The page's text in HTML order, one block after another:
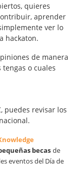
quieres
aprender
ver lo
hackaton.
de manera
o cuales
puedes revisar los
becas de
eventos del Día de